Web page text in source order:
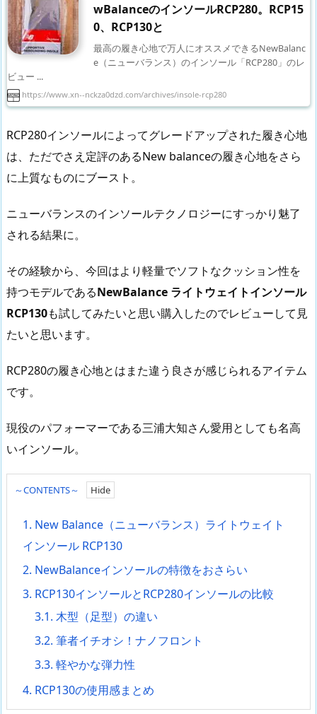
wBalanceのインソールRCP280。RCP15
0、RCP130と
最高の履き心地で万人にオススメできるNewBalanc
e（ニューバランス）のインソール「RCP280」のレ
ビュー ...
https://www.xn--nckza0dzd.com/archives/insole-rcp280
RCP280インソールによってグレードアップされた履き心地
は、ただでさえ定評のあるNew balanceの履き心地をさら
に上質なものにブースト。
ニューバランスのインソールテクノロジーにすっかり魅了
される結果に。
その経験から、今回はより軽量でソフトなクッション性を
持つモデルであるNewBalance ライトウェイトインソール
RCP130も試してみたいと思い購入したのでレビューして見
たいと思います。
RCP280の履き心地とはまた違う良さが感じられるアイテム
です。
現役のパフォーマーである三浦大知さん愛用としても名高
いインソール。
～CONTENTS～
1. New Balance（ニューバランス）ライトウェイト
インソール RCP130
2. NewBalanceインソールの特徴をおさらい
3. RCP130インソールとRCP280インソールの比較
3.1. 木型（足型）の違い
3.2. 筆者イチオシ！ナノフロント
3.3. 軽やかな弾力性
4. RCP130の使用感まとめ